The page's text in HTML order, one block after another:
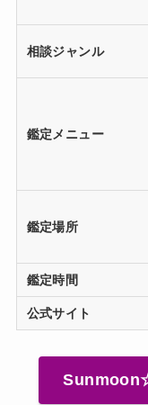
相談ジャンル
鑑定メニュー
鑑定場所
鑑定時間
公式サイト